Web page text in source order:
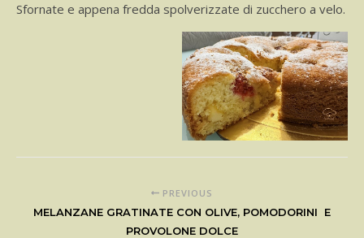
Sfornate e appena fredda spolverizzate di zucchero a velo.
PREVIOUS
MELANZANE GRATINATE CON OLIVE, POMODORINI E
PROVOLONE DOLCE